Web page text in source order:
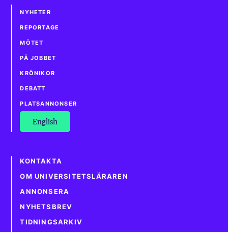
NYHETER
REPORTAGE
MÖTET
PÅ JOBBET
KRÖNIKOR
DEBATT
PLATSANNONSER
English
KONTAKTA
OM UNIVERSITETSLÄRAREN
ANNONSERA
NYHETSBREV
TIDNINGSARKIV